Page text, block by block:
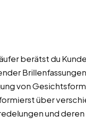
berätst du
von
über
und